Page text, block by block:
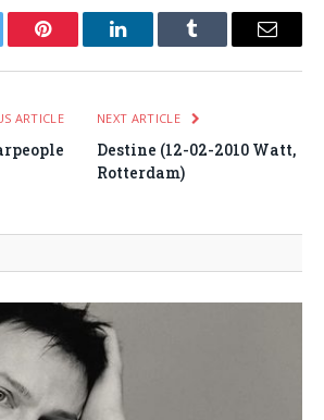
Pinterest LinkedInTumblr Email
ARTICLE NEXT ARTICLE
Destine (12-02-2010 Watt,
Rotterdam)